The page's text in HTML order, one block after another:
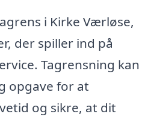
i Kirke Værløse,
der spiller ind på
Tagrensning kan
opgave for at
og sikre, at dit